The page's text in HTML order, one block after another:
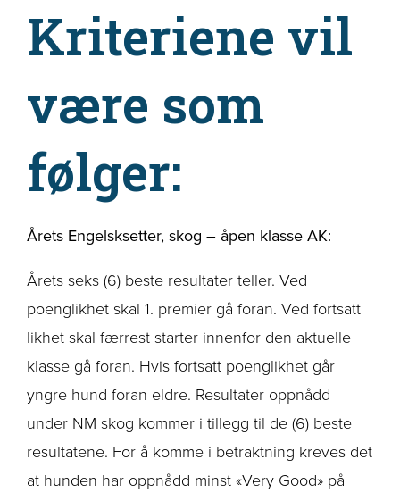
Kriteriene vil
være som
følger:
Årets Engelsksetter, skog – åpen klasse AK:
Årets seks (6) beste resultater teller. Ved
poenglikhet skal 1. premier gå foran. Ved fortsatt
likhet skal færrest starter innenfor den aktuelle
klasse gå foran. Hvis fortsatt poenglikhet går
yngre hund foran eldre. Resultater oppnådd
under NM skog kommer i tillegg til de (6) beste
resultatene. For å komme i betraktning kreves det
at hunden har oppnådd minst «Very Good» på